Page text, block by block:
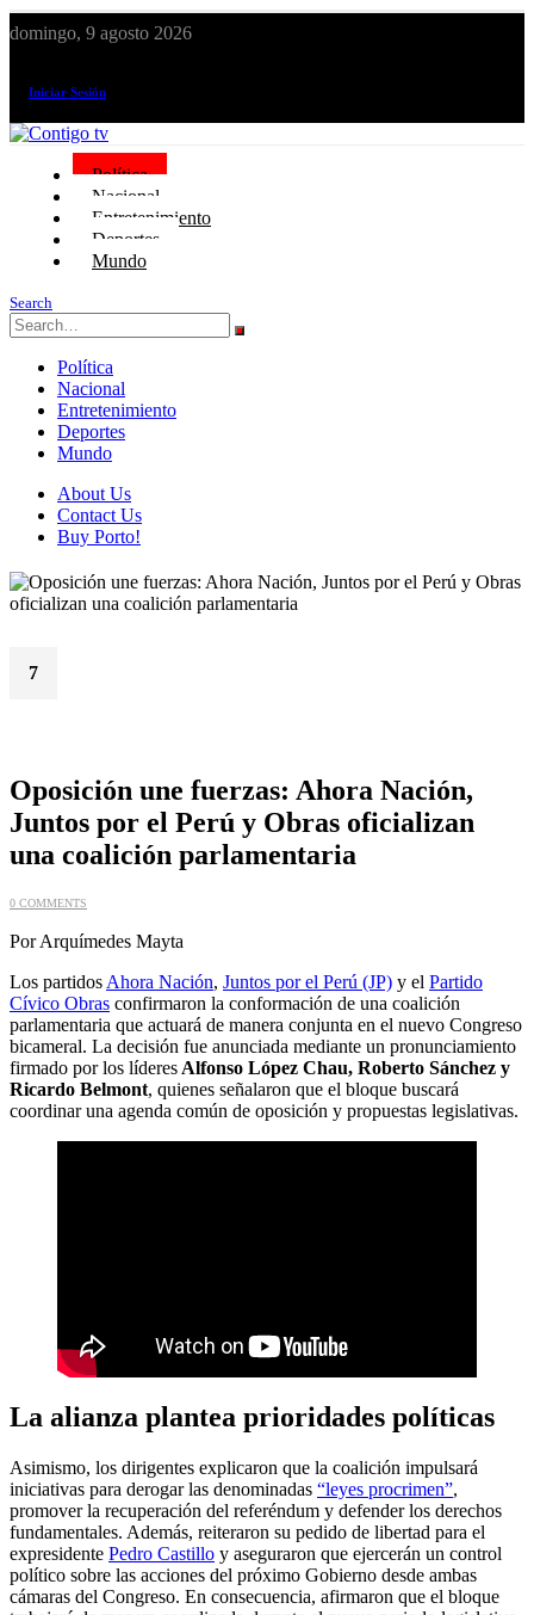
domingo, 9 agosto 2026
Iniciar Sesión
Política
Nacional
Entretenimiento
Deportes
Mundo
Search
Política
Nacional
Entretenimiento
Deportes
Mundo
About Us
Contact Us
Buy Porto!
7
Oposición une fuerzas: Ahora Nación,
Juntos por el Perú y Obras oficializan
una coalición parlamentaria
0 COMMENTS
Por Arquímedes Mayta
Los partidos Ahora Nación, Juntos por el Perú (JP) y el Partido
Cívico Obras confirmaron la conformación de una coalición
parlamentaria que actuará de manera conjunta en el nuevo Congreso
bicameral. La decisión fue anunciada mediante un pronunciamiento
firmado por los líderes Alfonso López Chau, Roberto Sánchez y
Ricardo Belmont, quienes señalaron que el bloque buscará
coordinar una agenda común de oposición y propuestas legislativas.
La alianza plantea prioridades políticas
Asimismo, los dirigentes explicaron que la coalición impulsará
iniciativas para derogar las denominadas “leyes procrimen”,
promover la recuperación del referéndum y defender los derechos
fundamentales. Además, reiteraron su pedido de libertad para el
expresidente Pedro Castillo y aseguraron que ejercerán un control
político sobre las acciones del próximo Gobierno desde ambas
cámaras del Congreso. En consecuencia, afirmaron que el bloque